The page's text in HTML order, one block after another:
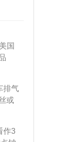
国
这
排气
或
果
措
的
作3